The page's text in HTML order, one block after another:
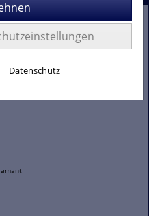
Datenschutz